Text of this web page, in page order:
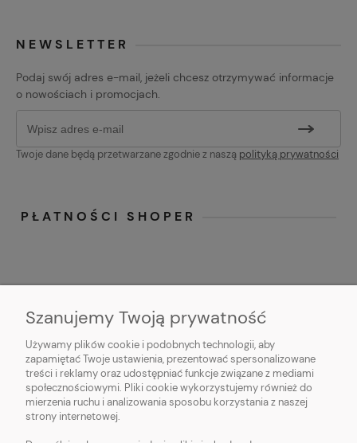
NEWSLETTER
Podaj swój adres e-mail, jeżeli chcesz otrzymywać informacje
o nowościach i promocjach.
Twoje dane będą przetwarzane zgodnie z naszą polityką prywatności
PŁATNOŚCI SHOPER
O NAS
OBSŁUGA KLIENTA
Szanujemy Twoją prywatność
Używamy plików cookie i podobnych technologii, aby
zapamiętać Twoje ustawienia, prezentować spersonalizowane
treści i reklamy oraz udostępniać funkcje związane z mediami
społecznościowymi. Pliki cookie wykorzystujemy również do
mierzenia ruchu i analizowania sposobu korzystania z naszej
strony internetowej.